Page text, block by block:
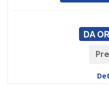
DA